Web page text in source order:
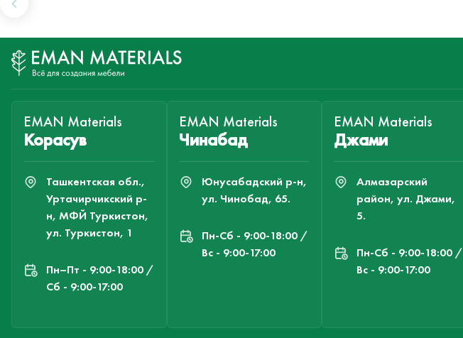
EMAN Materials
Корасув
Ташкентская обл.,
Уртачирчикский р-
н, МФЙ Туркистон,
ул. Туркистон, 1
Пн–Пт - 9:00-18:00 /
Сб - 9:00-17:00
EMAN Materials
Чинабад
Юнусабадский р-н,
ул. Чинобад, 65.
Пн-Cб - 9:00-18:00 /
Вс - 9:00-17:00
EMAN Materials
Джами
Алмазарский
район, ул. Джами,
5.
Пн-Cб - 9:00-18:00 /
Вс - 9:00-17:00